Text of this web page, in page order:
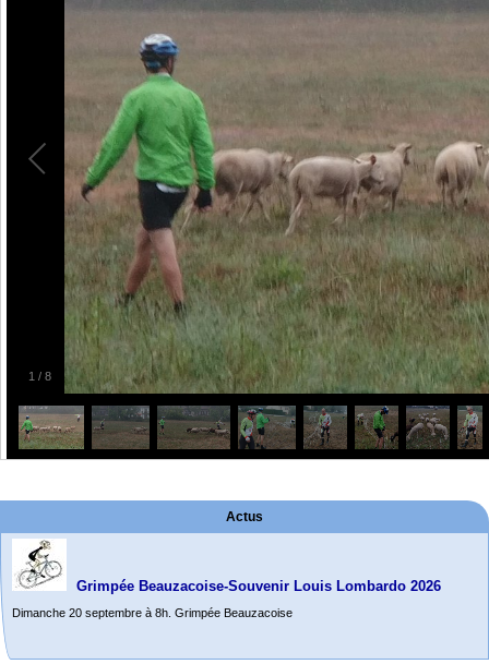
1 / 8
Actus
Grimpée Beauzacoise-Souvenir Louis Lombardo 2026
Dimanche 20 septembre à 8h. Grimpée Beauzacoise